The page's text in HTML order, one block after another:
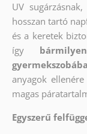
UV
hosszan tartó
és a keretek
így
gyermekszobába
anyagok
magas
Egyszerű